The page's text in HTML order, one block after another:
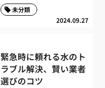
2024.09.27
未分類
緊急時に頼れる水のト
ラブル解決、賢い業者
選びのコツ